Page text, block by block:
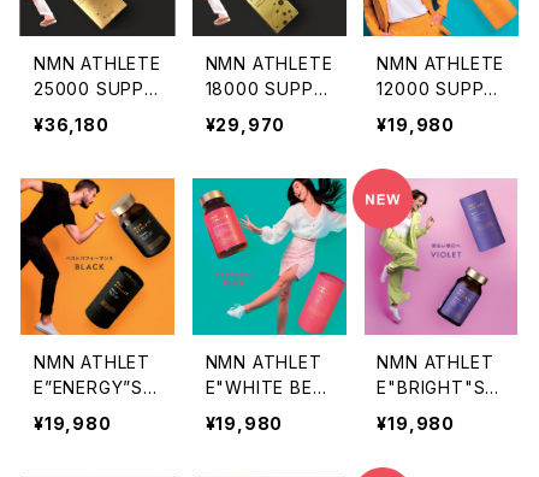
NMN ATHLETE
25000 SUPPL
EMENT 100粒
／日本産純度9
25000㎎含有
¥36,180
NMN ATHLETE
18000 SUPPLE
MENT 180粒／
日本産造純度9
18000㎎・イヌリ
ン18000㎎含有
¥29,970
NMN ATHLETE
12000 SUPPLE
MENT120粒／
NMN12000㎎
＋イヌリン含有
¥19,980
NMN ATHLET
E”ENERGY”SU
PPLEMENT120
粒／NMN1000
¥19,980
NMN ATHLET
E"WHITE BEA
UTY PLUS"SU
PPLEMENT 12
¥19,980
NMN ATHLET
E"BRIGHT"SU
PPLEMENT 12
0粒／NMN100
00㎎＋リポソー
¥19,980